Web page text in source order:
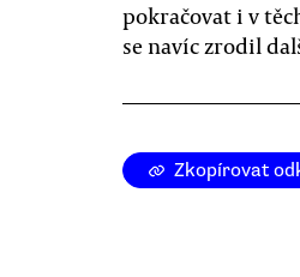
pokračovat i v
se navíc zrodil
Zkopírovat